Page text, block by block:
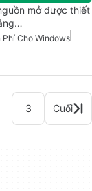
mở được thiết
Phí Cho Windows
3 Cuối